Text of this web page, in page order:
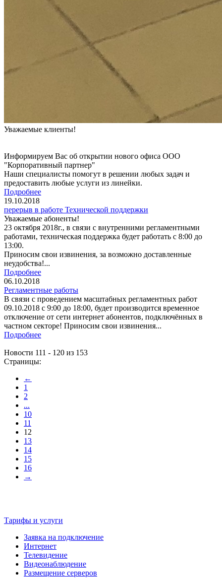
Уважаемые клиенты!
Информируем Вас об открытии нового офиса ООО
"Корпоративный партнер"
Наши специалисты помогут в решении любых задач и
предоставить любые услуги из линейки.
Подробнее
19.10.2018
перерыв в работе Технической поддержки
Уважаемые абоненты!
23 октября 2018г., в связи с внутренними регламентными
работами, техническая поддержка будет работать с 8:00 до
13:00.
Приносим свои извинения, за возможно доставленные
неудобства!...
Подробнее
06.10.2018
Регламентные работы
В связи с проведением масштабных регламентных работ
09.10.2018 с 9:00 до 18:00, будет производится временное
отключение от сети интернет абонентов, подключённых в
частном секторе! Приносим свои извинения...
Подробнее
Новости 111 - 120 из 153
Страницы:
←
1
2
...
10
11
12
13
14
15
16
→
Тарифы и услуги
Заявка на подключение
Интернет
Телевидение
Видеонаблюдение
Размещение серверов